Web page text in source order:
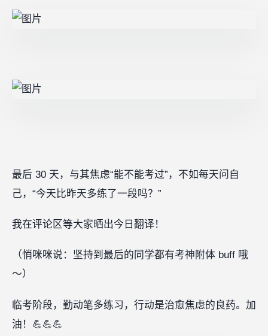
最后 30 天，与其焦虑“能不能考过”，不如每天问自
己，“今天比昨天多练了一段吗？”
我在评论区等大家晒出今日翻译！
（悄咪咪说：坚持到最后的同学都有考神附体 buff 哦
～）
临考阶段，勤动笔多练习，行动是治愈焦虑的良药。加
油！💪💪💪